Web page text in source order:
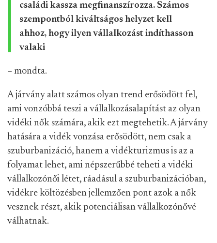
családi kassza megfinanszírozza. Számos
szempontból kiváltságos helyzet kell
ahhoz, hogy ilyen vállalkozást indíthasson
valaki
– mondta.
A járvány alatt számos olyan trend erősödött fel,
ami vonzóbbá teszi a vállalkozásalapítást az olyan
vidéki nők számára, akik ezt megtehetik. A járvány
hatására a vidék vonzása erősödött, nem csak a
szuburbanizáció, hanem a vidékturizmus is az a
folyamat lehet, ami népszerűbbé teheti a vidéki
vállalkozónői létet, ráadásul a szuburbanizációban,
vidékre költözésben jellemzően pont azok a nők
vesznek részt, akik potenciálisan vállalkozónővé
válhatnak.